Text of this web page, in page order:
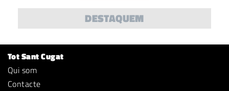
DESTAQUEM
Tot Sant Cugat
Qui som
Contacte